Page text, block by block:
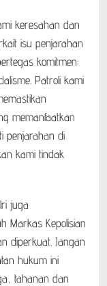
keresahan dan
isu penjarahan
komitmen:
Patroli kami
memanfaatkan
penjarahan di
kami tindak
juga
Markas Kepolisian
diperkuat. Jangan
hukum ini
tahanan dan